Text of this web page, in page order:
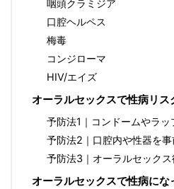
咽頭クラミジア
口腔ヘルペス
梅毒
コンジローマ
HIV/エイズ
オーラルセックスで性病リス
予防法1｜コンドームやラッ
予防法2｜口腔内や性器を事
予防法3｜オーラルセック
オーラルセックスで性病に